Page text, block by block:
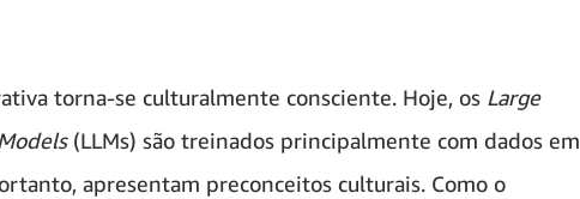
torna-se culturalmente consciente. Hoje, os Large
(LLMs) são treinados principalmente com dados em
apresentam preconceitos culturais. Como o